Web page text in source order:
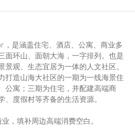
，是涵盖住宅、酒店、公寓、商业多
面环山、面朝大海，一字排列。也是
景观、生态宜居为一体的人文社区。
打造山海大社区的一期为一线海景住
公寓；三期为住宅，并配建高端商
、度假村等齐备的生活资源。
，填补周边高端消费空白。